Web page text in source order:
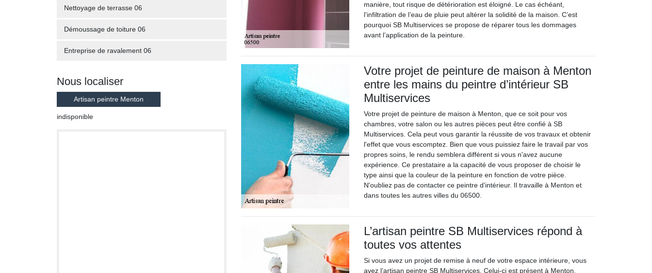
Nettoyage de terrasse 06
Démoussage de toiture 06
Entreprise de ravalement 06
Nous localiser
Artisan peintre Menton
indisponible
manière, tout risque de détérioration est éloigné. Le cas échéant,
l’infiltration de l’eau de pluie peut altérer la solidité de la maison. C’est
pourquoi SB Multiservices se propose de réparer tous les dommages
avant l’application de la peinture.
Votre projet de peinture de maison à Menton
entre les mains du peintre d’intérieur SB
Multiservices
Votre projet de peinture de maison à Menton, que ce soit pour vos
chambres, votre salon ou les autres pièces peut être confié à SB
Multiservices. Cela peut vous garantir la réussite de vos travaux et obtenir
l'effet que vous escomptez. Bien que vous puissiez faire le travail par vos
propres soins, le rendu semblera différent si vous n'avez aucune
expérience. Ce prestataire a la capacité de vous proposer de choisir le
type ainsi que la couleur de la peinture en fonction de votre pièce.
N'oubliez pas de contacter ce peintre d'intérieur. Il travaille à Menton et
dans toutes les autres villes du 06500.
L’artisan peintre SB Multiservices répond à
toutes vos attentes
Si vous avez un projet de remise à neuf de votre espace intérieure, vous
avez l’artisan peintre SB Multiservices. Celui-ci est présent à Menton,